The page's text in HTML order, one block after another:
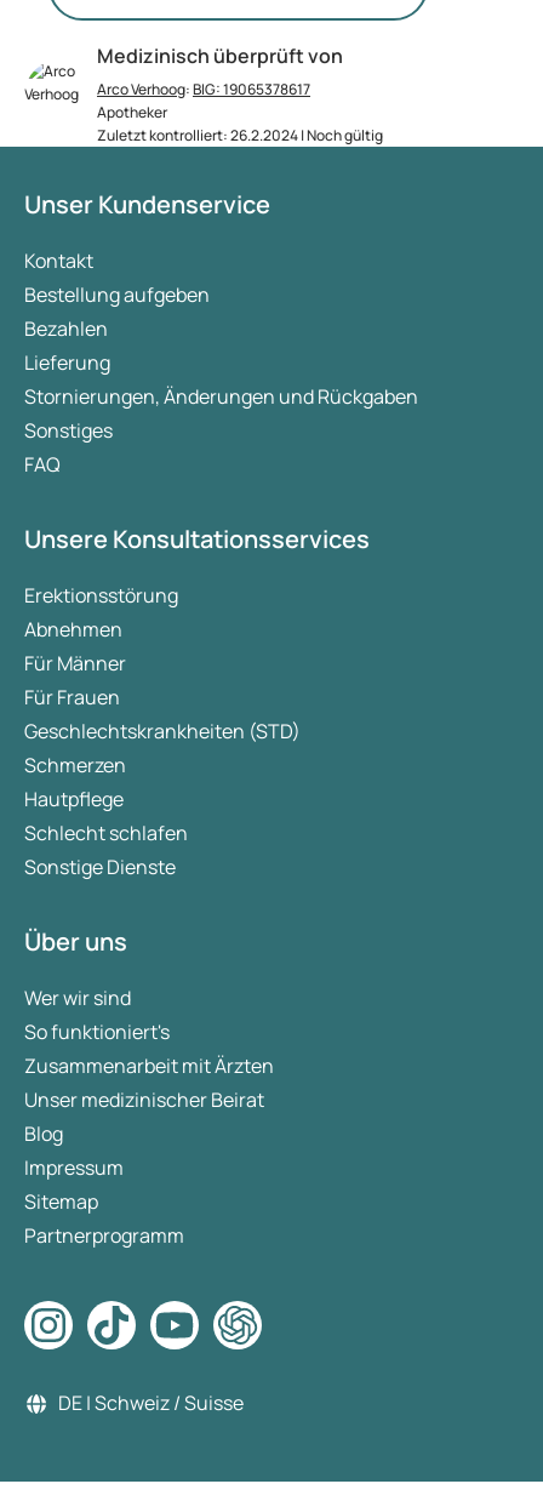
Medizinisch überprüft von
Arco Verhoog:BIG: 19065378617
Apotheker
Zuletzt kontrolliert: 26.2.2024 | Noch gültig
Unser Kundenservice
Kontakt
Bestellung aufgeben
Bezahlen
Lieferung
Stornierungen, Änderungen und Rückgaben
Sonstiges
FAQ
Unsere Konsultationsservices
Erektionsstörung
Abnehmen
Für Männer
Für Frauen
Geschlechtskrankheiten (STD)
Schmerzen
Hautpflege
Schlecht schlafen
Sonstige Dienste
Über uns
Wer wir sind
So funktioniert's
Zusammenarbeit mit Ärzten
Unser medizinischer Beirat
Blog
Impressum
Sitemap
Partnerprogramm
DE | Schweiz / Suisse